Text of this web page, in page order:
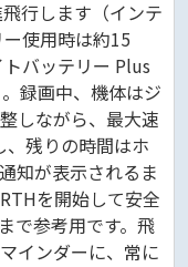
行します（インテ
使用時は約15
バッテリー Plus
録画中、機体はジ
しながら、最大速
残りの時間はホ
知が表示されるま
を開始して安全
で参考用です。飛
インダーに、常に